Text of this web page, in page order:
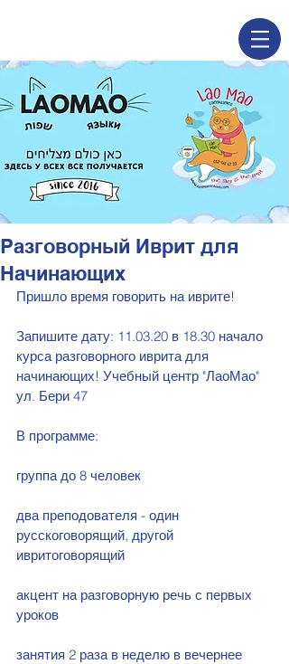
Разговорный Иврит для
Начинающих
Пришло время говорить на иврите!
Запишите дату: 11.03.20 в 18.30 начало
курса разговорного иврита для
начинающих! Учебный центр "ЛаоМао"
ул. Бери 47
В программе:
группа до 8 человек
два преподователя - один
русскоговорящий, другой
ивритоговорящий
акцент на разговорную речь с первых
уроков
занятия 2 раза в неделю в вечернее